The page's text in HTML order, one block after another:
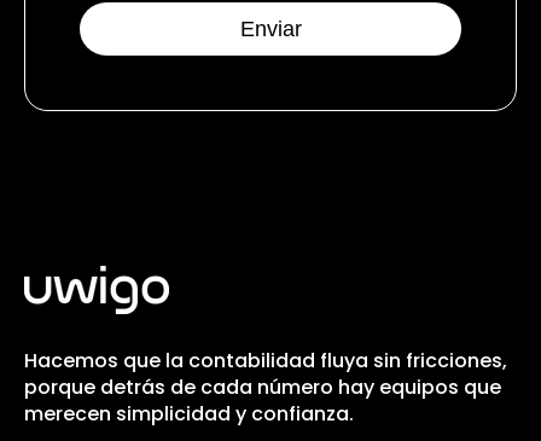
Hacemos que la contabilidad fluya sin fricciones,
porque detrás de cada número hay equipos que
merecen simplicidad y confianza.